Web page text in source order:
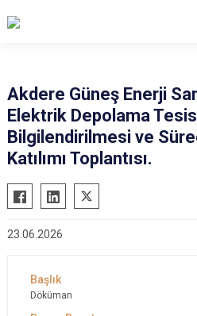
Akdere Güneş Enerji
Elektrik Depolama
Bilgilendirilmesi ve
Katılımı Toplantısı.
23.06.2026
Döküman